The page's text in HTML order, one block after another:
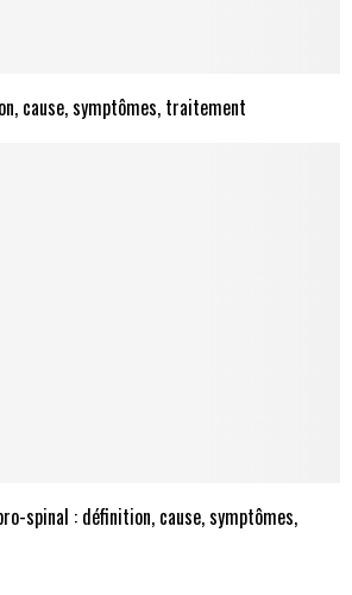
cause, symptômes, traitement
spinal : définition, cause, symptômes,